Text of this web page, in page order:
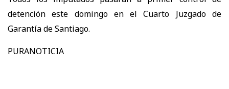
detención este domingo en el Cuarto Juzgado de
Garantía de Santiago.
PURANOTICIA